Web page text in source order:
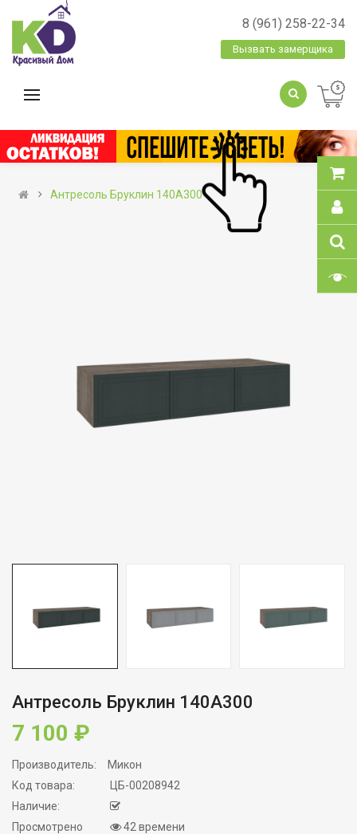
8 (961) 258-22-34
Вызвать замерщика
Антресоль Бруклин 140А300
Антресоль Бруклин 140А300
7 100 ₽
Производитель:
Микон
Код товара:
ЦБ-00208942
Наличие:
Просмотрено
42 времени